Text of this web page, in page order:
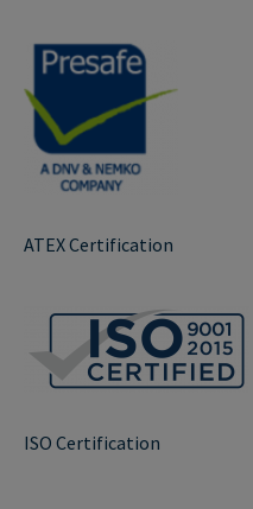
ATEX Certification
ISO Certification